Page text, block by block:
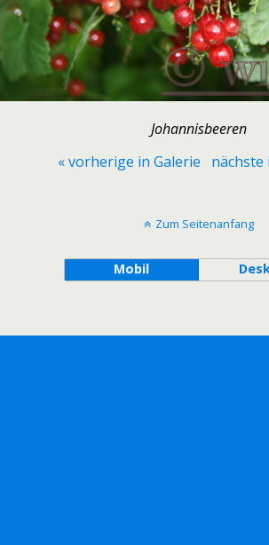
Johannisbeeren
« vorherige in Galerie
nächste
Zum Seitenanfang
Mobil